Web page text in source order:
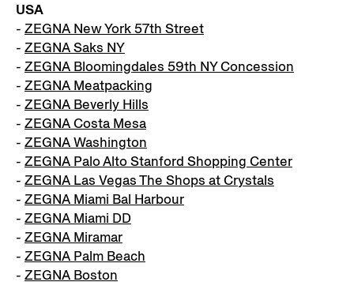
USA
- ZEGNA New York 57th Street
- ZEGNA Saks NY
- ZEGNA Bloomingdales 59th NY Concession
- ZEGNA Meatpacking
- ZEGNA Beverly Hills
- ZEGNA Costa Mesa
- ZEGNA Washington
- ZEGNA Palo Alto Stanford Shopping Center
- ZEGNA Las Vegas The Shops at Crystals
- ZEGNA Miami Bal Harbour
- ZEGNA Miami DD
- ZEGNA Miramar
- ZEGNA Palm Beach
- ZEGNA Boston